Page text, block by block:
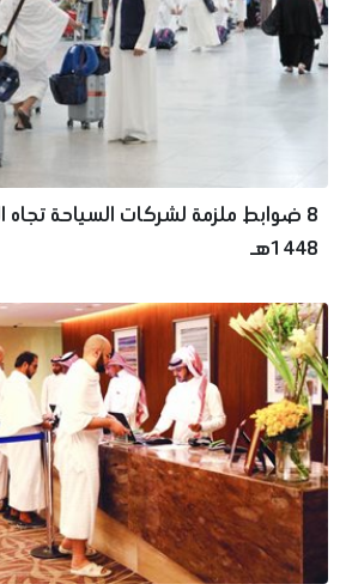
8 ضوابط ملزمة لشركات السياحة تجاه
1448هـ